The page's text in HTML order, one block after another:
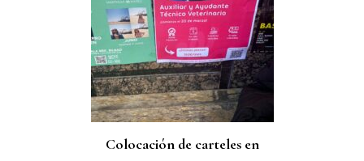
Colocación de carteles en